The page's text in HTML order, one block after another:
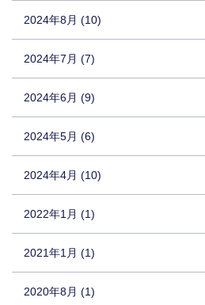
2024年8月 (10)
2024年7月 (7)
2024年6月 (9)
2024年5月 (6)
2024年4月 (10)
2022年1月 (1)
2021年1月 (1)
2020年8月 (1)